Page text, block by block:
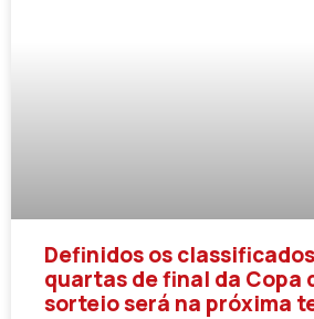
Definidos os
quartas de final da Copa
sorteio será na próxima